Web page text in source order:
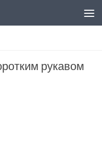
рукавом